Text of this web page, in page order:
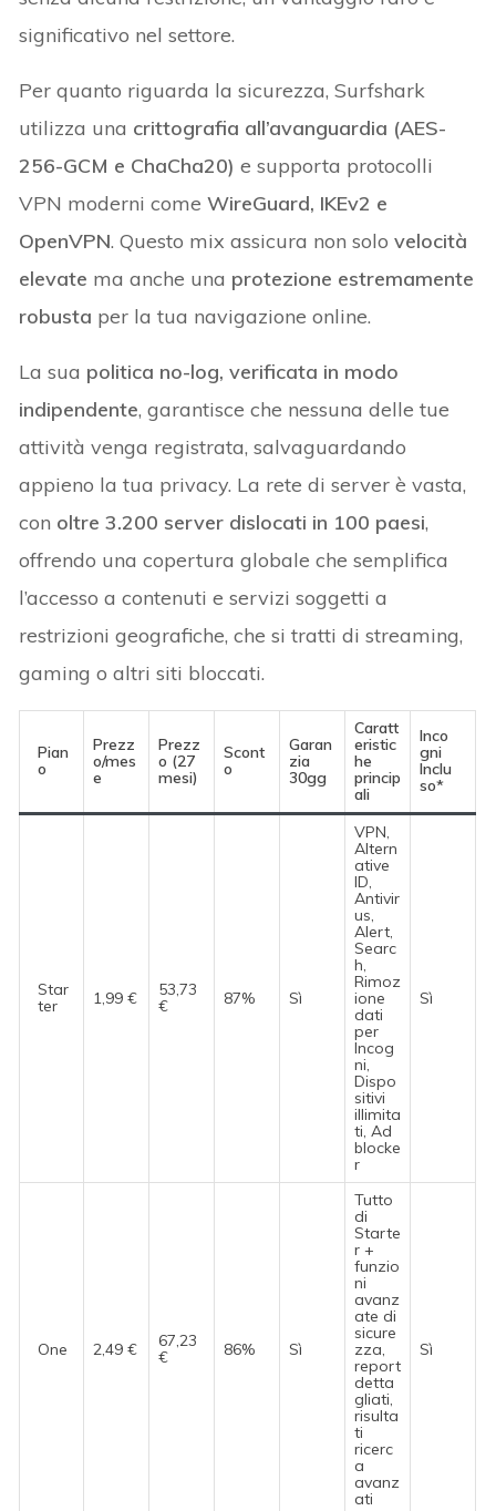
significativo nel settore.
Per quanto riguarda la sicurezza, Surfshark
utilizza una crittografia all’avanguardia (AES-
256-GCM e ChaCha20) e supporta protocolli
VPN moderni comeWireGuard, IKEv2 e
OpenVPN. Questo mix assicura non solovelocità
elevate ma anche una protezione estremamente
robusta per la tua navigazione online.
La sua politica no-log, verificata in modo
indipendente, garantisce che nessuna delle tue
attività venga registrata, salvaguardando
appieno la tua privacy. La rete di server è vasta,
con oltre 3.200 server dislocati in 100 paesi,
offrendo una copertura globale che semplifica
l’accesso a contenuti e servizi soggetti a
restrizioni geografiche, che si tratti di streaming,
gaming o altri siti bloccati.
Pian
o
Prezz
o/mes
e
Prezz
o (27
mesi)
Scont
o
Garan
zia
30gg
Caratt
eristic
he
princip
ali
Inco
gni
Inclu
so*
Star
ter
1,99 €
53,73
€
87% Sì
VPN,
Altern
ative
ID,
Antivir
us,
Alert,
Searc
h,
Rimoz
ione
dati
per
Incog
ni,
Dispo
sitivi
illimita
ti, Ad
blocke
r
Sì
One 2,49 €
67,23
€
86% Sì
Tutto
di
Starte
r +
funzio
ni
avanz
ate di
sicure
zza,
report
detta
gliati,
risulta
ti
ricerc
a
avanz
ati
Sì